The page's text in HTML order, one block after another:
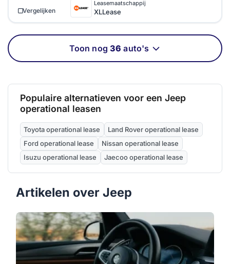
Leasemaatschappij
XLLease
Vergelijken
Toon nog 36 auto's
Populaire alternatieven voor een Jeep
operational leasen
Toyota operational lease
Land Rover operational lease
Ford operational lease
Nissan operational lease
Isuzu operational lease
Jaecoo operational lease
Artikelen over Jeep